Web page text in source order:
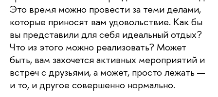
Это время можно провести за теми делами,
которые приносят вам удовольствие. Как бы
вы представили для себя идеальный отдых?
Что из этого можно реализовать? Может
быть, вам захочется активных мероприятий и
встреч с друзьями, а может, просто лежать —
и то, и другое совершенно нормально.